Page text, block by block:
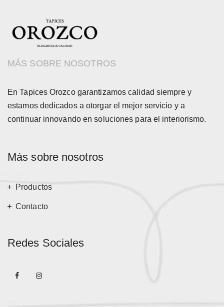
MÁS SOBRE NOSOTROS
En Tapices Orozco garantizamos calidad siempre y
estamos dedicados a otorgar el mejor servicio y a
continuar innovando en soluciones para el interiorismo.
Más sobre nosotros
Productos
Contacto
Redes Sociales